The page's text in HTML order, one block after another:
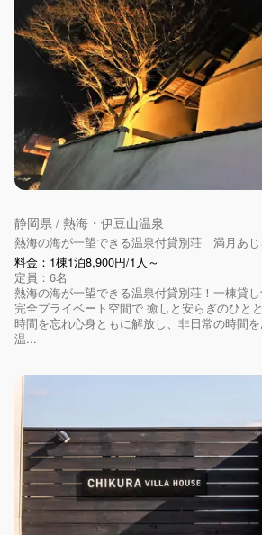
静岡県 / 熱海・伊豆山温泉
熱海の海が一望できる温泉付貸別荘 満月あじ
料金：1棟1泊8,900円/1人～
定員：6名
熱海の海が一望できる温泉付貸別荘！一棟貸
完全プライベート空間で 癒しと安らぎのひと
時間を忘れ心身ともに解放し、非日常の時間を
温...